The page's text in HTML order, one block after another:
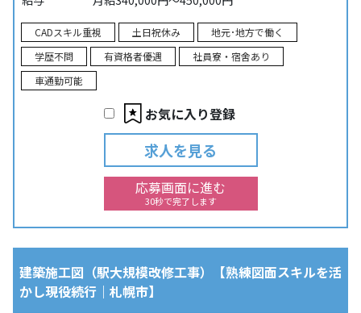
CADスキル重視 土日祝休み
地元･地方で働く
学歴不問
有資格者優遇
社員寮・宿舍あり
車通勤可能
お気に入り登録
求人を見る
応募画面に進む
30秒で完了します
建築施工図（駅大規模改修工事）【熟練図面スキルを活
かし現役続行｜札幌市】